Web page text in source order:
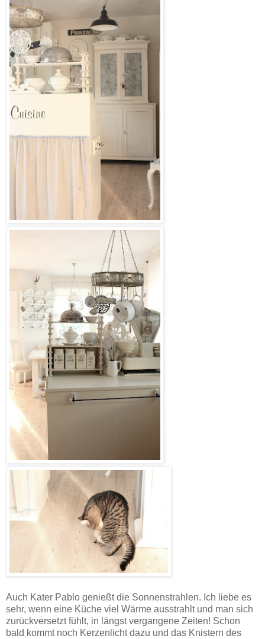
Auch Kater Pablo genießt die Sonnenstrahlen. Ich liebe es
sehr, wenn eine Küche viel Wärme ausstrahlt und man sich
zurückversetzt fühlt, in längst vergangene Zeiten! Schon
bald kommt noch Kerzenlicht dazu und das Knistern des